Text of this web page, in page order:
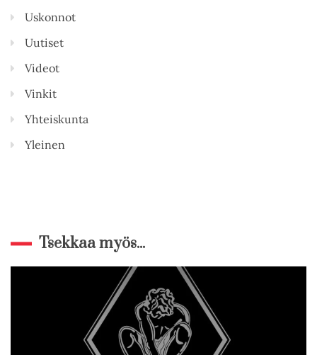
Uskonnot
Uutiset
Videot
Vinkit
Yhteiskunta
Yleinen
Tsekkaa myös...